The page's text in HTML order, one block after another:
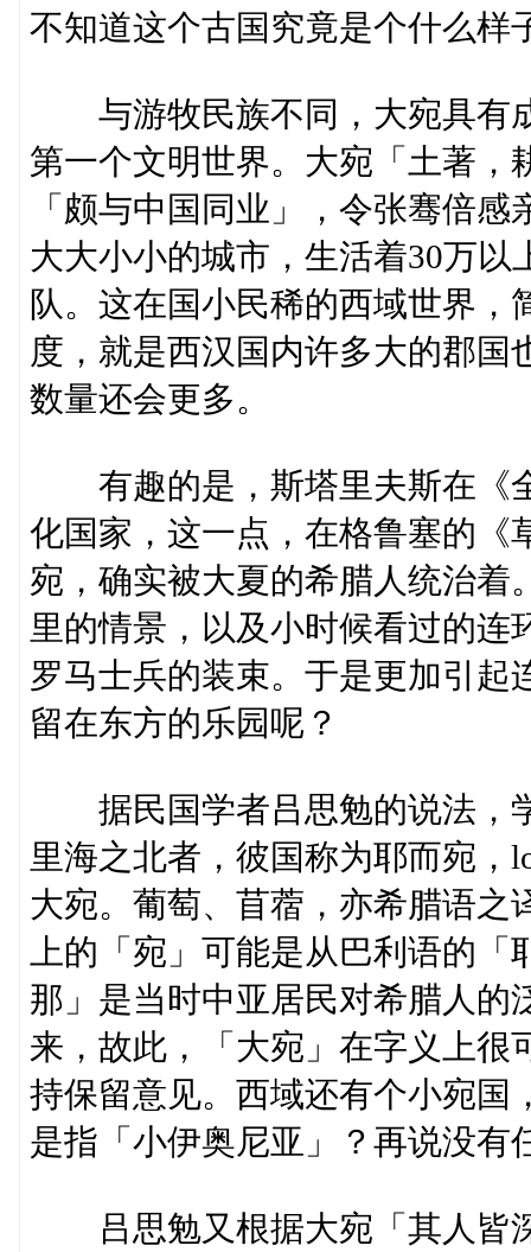
不知道这个古国究竟是个什么样
与游牧民族不同，大宛具有
第一个文明世界。大宛「土著，
「颇与中国同业」，令张骞倍
大大小小的城市，生活着30万
队。这在国小民稀的西域世界
度，就是西汉国内许多大的郡国
数量还会更多。
有趣的是，斯塔里夫斯在《
化国家，这一点，在格鲁塞的《
宛，确实被大夏的希腊人统治着
里的情景，以及小时候看过的连
罗马士兵的装束。于是更加引起
留在东方的乐园呢？
据民国学者吕思勉的说法，
里海之北者，彼国称为耶而宛，
大宛。葡萄、苜蓿，亦希腊语之
上的「宛」可能是从巴利语的
那」是当时中亚居民对希腊人的
来，故此，「大宛」在字义上很
持保留意见。西域还有个小宛国
是指「小伊奥尼亚」？再说没有
吕思勉又根据大宛「其人皆